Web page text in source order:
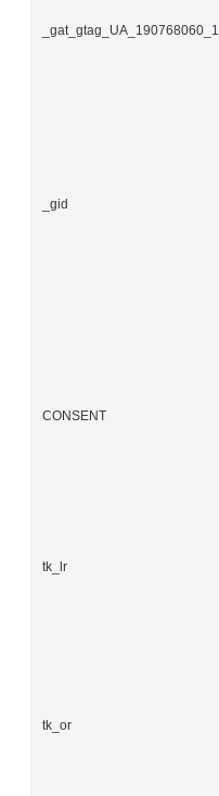
_gat_gtag_UA_190768060_1
_gid
CONSENT
tk_lr
tk_or